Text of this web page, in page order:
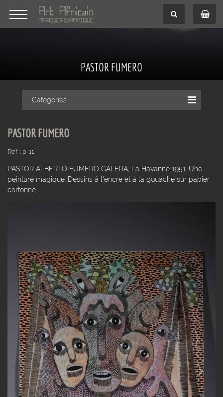
PASTOR FUMERO
Catégories
PASTOR FUMERO
Réf. : p-11
PASTOR ALBERTO FUMERO GALERA, La Havanne 1951. Une
peinture magique. Dessins à l'encre et à la gouache sur papier
cartonné.